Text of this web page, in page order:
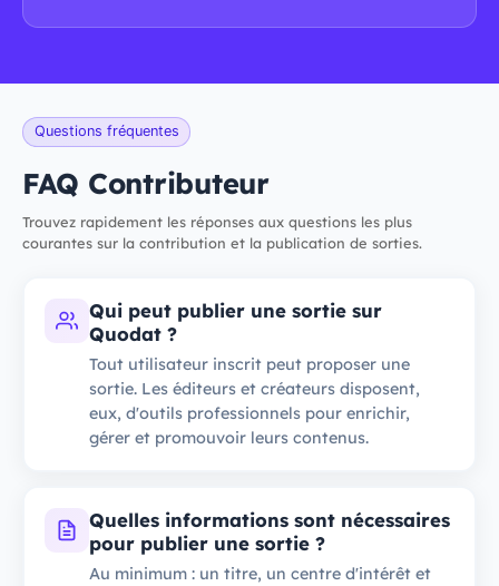
Questions fréquentes
FAQ Contributeur
Trouvez rapidement les réponses aux questions les plus
courantes sur la contribution et la publication de sorties.
Qui peut publier une sortie sur
Quodat ?
Tout utilisateur inscrit peut proposer une
sortie. Les éditeurs et créateurs disposent,
eux, d'outils professionnels pour enrichir,
gérer et promouvoir leurs contenus.
Quelles informations sont nécessaires
pour publier une sortie ?
Au minimum : un titre, un centre d'intérêt et